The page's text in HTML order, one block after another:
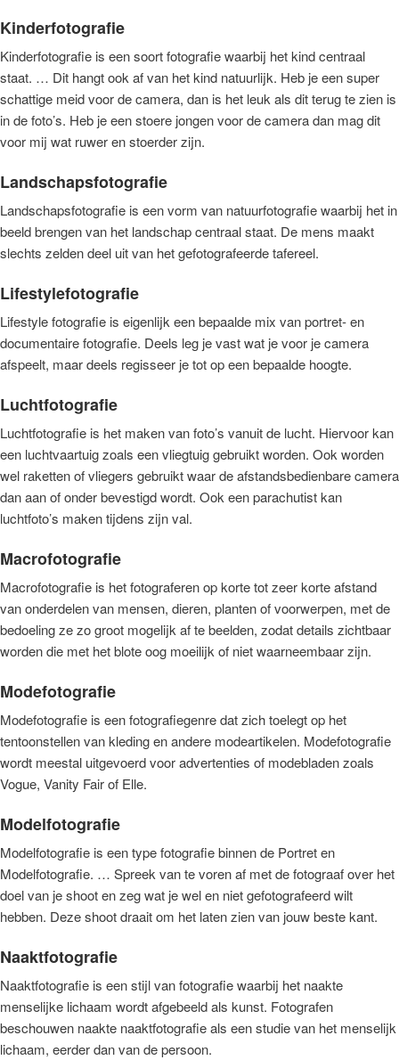
Kinderfotografie
Kinderfotografie is een soort fotografie waarbij het kind centraal
staat. … Dit hangt ook af van het kind natuurlijk. Heb je een super
schattige meid voor de camera, dan is het leuk als dit terug te zien is
in de foto’s. Heb je een stoere jongen voor de camera dan mag dit
voor mij wat ruwer en stoerder zijn.
Landschapsfotografie
Landschapsfotografie is een vorm van natuurfotografie waarbij het in
beeld brengen van het landschap centraal staat. De mens maakt
slechts zelden deel uit van het gefotografeerde tafereel.
Lifestylefotografie
Lifestyle fotografie is eigenlijk een bepaalde mix van portret- en
documentaire fotografie. Deels leg je vast wat je voor je camera
afspeelt, maar deels regisseer je tot op een bepaalde hoogte.
Luchtfotografie
Luchtfotografie is het maken van foto’s vanuit de lucht. Hiervoor kan
een luchtvaartuig zoals een vliegtuig gebruikt worden. Ook worden
wel raketten of vliegers gebruikt waar de afstandsbedienbare camera
dan aan of onder bevestigd wordt. Ook een parachutist kan
luchtfoto’s maken tijdens zijn val.
Macrofotografie
Macrofotografie is het fotograferen op korte tot zeer korte afstand
van onderdelen van mensen, dieren, planten of voorwerpen, met de
bedoeling ze zo groot mogelijk af te beelden, zodat details zichtbaar
worden die met het blote oog moeilijk of niet waarneembaar zijn.
Modefotografie
Modefotografie is een fotografiegenre dat zich toelegt op het
tentoonstellen van kleding en andere modeartikelen. Modefotografie
wordt meestal uitgevoerd voor advertenties of modebladen zoals
Vogue, Vanity Fair of Elle.
Modelfotografie
Modelfotografie is een type fotografie binnen de Portret en
Modelfotografie. … Spreek van te voren af met de fotograaf over het
doel van je shoot en zeg wat je wel en niet gefotografeerd wilt
hebben. Deze shoot draait om het laten zien van jouw beste kant.
Naaktfotografie
Naaktfotografie is een stijl van fotografie waarbij het naakte
menselijke lichaam wordt afgebeeld als kunst. Fotografen
beschouwen naakte naaktfotografie als een studie van het menselijk
lichaam, eerder dan van de persoon.